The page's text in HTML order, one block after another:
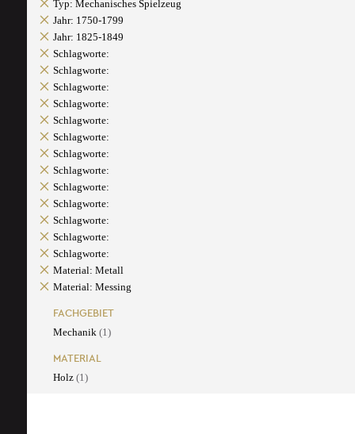
Typ: Mechanisches Spielzeug
Jahr: 1750-1799
Jahr: 1825-1849
Schlagworte:
Schlagworte:
Schlagworte:
Schlagworte:
Schlagworte:
Schlagworte:
Schlagworte:
Schlagworte:
Schlagworte:
Schlagworte:
Schlagworte:
Schlagworte:
Schlagworte:
Material: Metall
Material: Messing
FACHGEBIET
Mechanik (1)
MATERIAL
Holz (1)